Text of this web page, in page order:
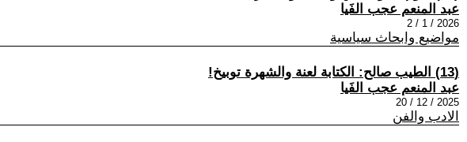
عبد المنعم عجب الفَيا
2026 / 1 / 2
مواضيع وابحاث سياسية
(13) الطيب صالح: الكتابة لعنة والشهرة توبيخ!
عبد المنعم عجب الفَيا
2025 / 12 / 20
الادب والفن